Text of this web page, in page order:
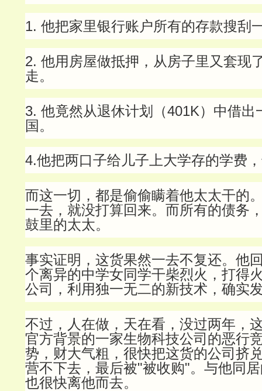
1. 他把家里银行账户所有的存款搜刮
2. 他用房屋做抵押，从房子里又套现
走。
3. 他竟然从退休计划（401K）中借出
国。
4.他把两口子给儿子上大学存的学费
而这一切，都是偷偷瞒着他太太干的
一去，就没打算回来。而所有的债务
鼓里的太太。
事实证明，这货果然一去不复还。他
个离异的中学女同学干柴烈火，打得
公司，利用独一无二的新技术，确实
不过，人在做，天在看，没过两年，
官方背景的一家生物科技公司的恶行
势，财大气粗，很快把这货的公司挤
营不下去，最后被"被收购"。与他同
也很快离他而去。